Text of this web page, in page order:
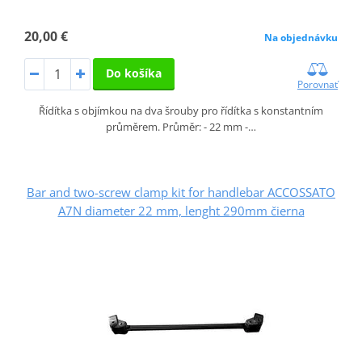
20,00 € Na objednávku
Do košíka
Porovnať
Řídítka s objímkou na dva šrouby pro řídítka s konstantním
průměrem. Průměr: - 22 mm -…
Bar and two-screw clamp kit for handlebar ACCOSSATO
A7N diameter 22 mm, lenght 290mm čierna